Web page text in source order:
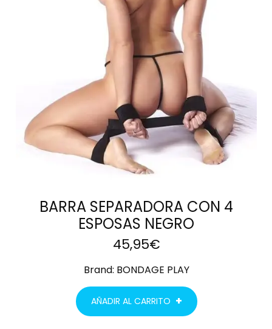
AÑADIR AL
BARRA SEPARADORA CON 4
ESPOSAS NEGRO
45,95€
Brand: BONDAGE PLAY
AÑADIR AL CARRITO